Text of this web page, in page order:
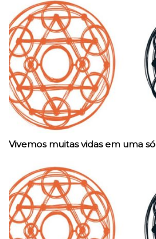
Vivemos muitas vidas em uma só